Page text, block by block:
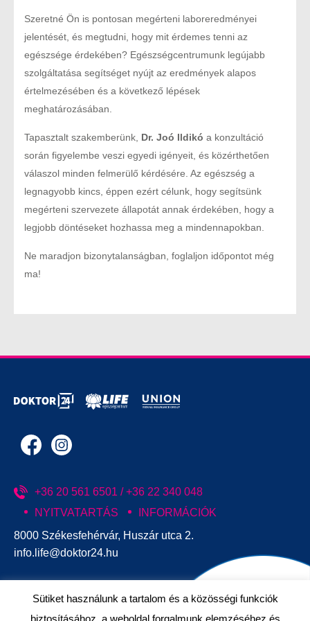
Szeretné Ön is pontosan megérteni laboreredményei
jelentését, és megtudni, hogy mit érdemes tenni az
egészsége érdekében? Egészségcentrumunk legújabb
szolgáltatása segítséget nyújt az eredmények alapos
értelmezésében és a következő lépések
meghatározásában.
Tapasztalt szakemberünk, Dr. Joó Ildikó a konzultáció
során figyelembe veszi egyedi igényeit, és közérthetően
válaszol minden felmerülő kérdésére. Az egészség a
legnagyobb kincs, éppen ezért célunk, hogy segítsünk
megérteni szervezete állapotát annak érdekében, hogy a
legjobb döntéseket hozhassa meg a mindennapokban.
Ne maradjon bizonytalanságban, foglaljon időpontot még
ma!
+36 20 561 6501 / +36 22 340 048
NYITVATARTÁS
INFORMÁCIÓK
8000 Székesfehérvár, Huszár utca 2.
info.life@doktor24.hu
Sütiket használunk a tartalom és a közösségi funkciók
biztosításához, a weboldal forgalmunk elemzéséhez és